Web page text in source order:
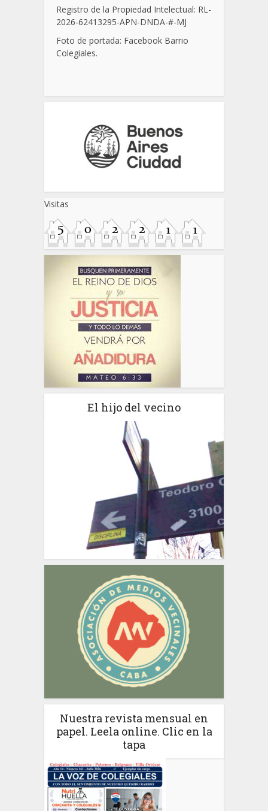
Registro de la Propiedad Intelectual: RL-
2026-62413295-APN-DNDA-#-MJ
Foto de portada: Facebook Barrio
Colegiales.
Visitas
El hijo del vecino
Nuestra revista mensual en
papel. Leela online. Clic en la
tapa